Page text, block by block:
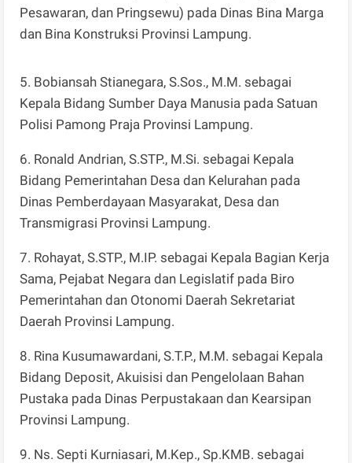
Pesawaran, dan Pringsewu) pada Dinas Bina Marga
dan Bina Konstruksi Provinsi Lampung.
5. Bobiansah Stianegara, S.Sos., M.M. sebagai
Kepala Bidang Sumber Daya Manusia pada Satuan
Polisi Pamong Praja Provinsi Lampung.
6. Ronald Andrian, S.STP., M.Si. sebagai Kepala
Bidang Pemerintahan Desa dan Kelurahan pada
Dinas Pemberdayaan Masyarakat, Desa dan
Transmigrasi Provinsi Lampung.
7. Rohayat, S.STP., M.IP. sebagai Kepala Bagian Kerja
Sama, Pejabat Negara dan Legislatif pada Biro
Pemerintahan dan Otonomi Daerah Sekretariat
Daerah Provinsi Lampung.
8. Rina Kusumawardani, S.T.P., M.M. sebagai Kepala
Bidang Deposit, Akuisisi dan Pengelolaan Bahan
Pustaka pada Dinas Perpustakaan dan Kearsipan
Provinsi Lampung.
9. Ns. Septi Kurniasari, M.Kep., Sp.KMB. sebagai